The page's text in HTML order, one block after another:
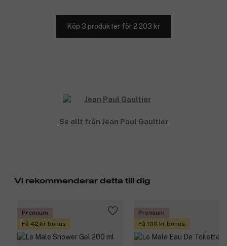
Köp 3 produkter för 2 203 kr
Se allt från Jean Paul Gaultier
Vi rekommenderar detta till dig
Premium
Få 42 kr bonus
Premium
Få 100 kr bonus